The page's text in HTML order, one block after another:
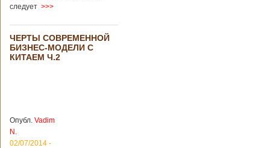
следует >>>
ЧЕРТЫ СОВРЕМЕННОЙ
БИЗНЕС-МОДЕЛИ С
КИТАЕМ Ч.2
Опубл. Vadim
N.
02/07/2014 -